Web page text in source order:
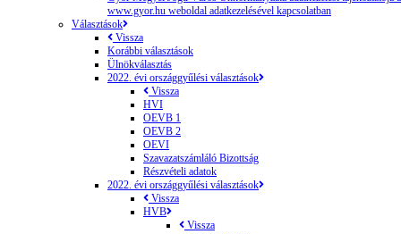
www.gyor.hu weboldal adatkezelésével kapcsolatban
Választások
Vissza
Korábbi választások
Ülnökválasztás
2022. évi országgyűlési választások
Vissza
HVI
OEVB 1
OEVB 2
OEVI
Szavazatszámláló Bizottság
Részvételi adatok
2022. évi országgyűlési választások
Vissza
HVB
Vissza